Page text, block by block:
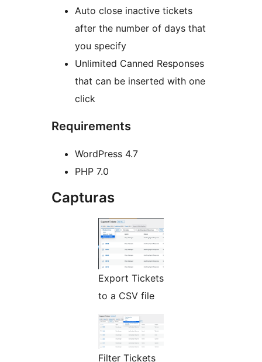
Auto close inactive tickets
after the number of days that
you specify
Unlimited Canned Responses
that can be inserted with one
click
Requirements
WordPress 4.7
PHP 7.0
Capturas
Export Tickets
to a CSV file
Filter Tickets